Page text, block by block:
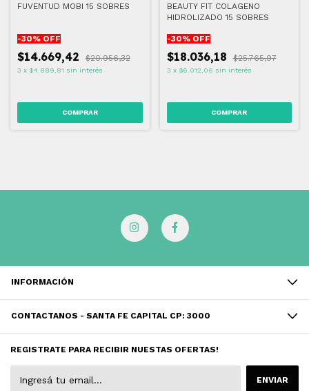
FUVENTUD MOBI 15 SOBRES
-30% OFF
$14.669,42 $20.956,32
3 x $4.889,81 sin interés
BEAUTY FIT COLAGENO
HIDROLIZADO 15 SOBRES
-30% OFF
$18.036,18 $25.765,97
3 x $6.012,06 sin interés
INFORMACIÓN
CONTACTANOS - SANTA FE CAPITAL CP: 3000
REGISTRATE PARA RECIBIR NUESTAS OFERTAS!